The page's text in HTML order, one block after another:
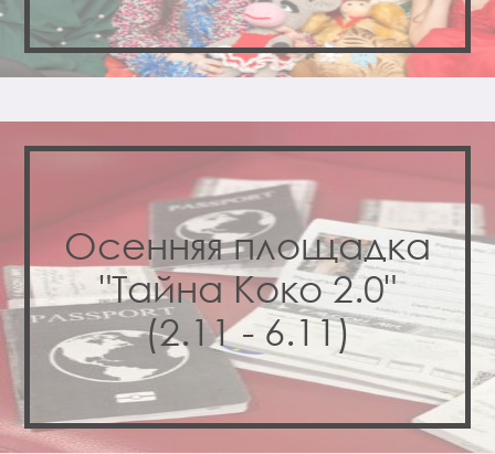
Осенняя площадка
"Тайна Коко 2.0"
(2.11 - 6.11)